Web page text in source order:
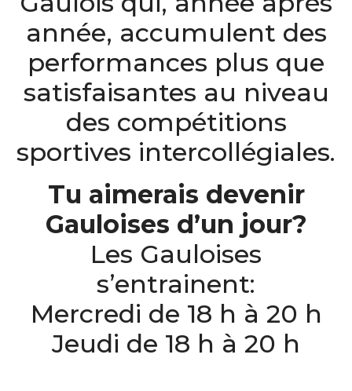
année, accumulent des
performances plus que
satisfaisantes au niveau
des compétitions
sportives intercollégiales.
Tu aimerais devenir
Gauloises d’un jour?
Les Gauloises
s’entrainent:
Mercredi de 18 h à 20 h
Jeudi de 18 h à 20 h